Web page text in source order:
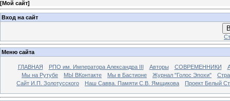
[Мой сайт]
Вход на сайт
Меню сайта
ГЛАВНАЯ РПО им. Императора Александра III Авторы СОВРЕМЕННИКИ
Мы на Рутубе
МЫ ВКонтакте Мы в Бастионе Журнал "Голос Эпохи"
Сайт И.П. Золотусского
Наш Савва. Памяти С.В. Ямщикова Проект Белый